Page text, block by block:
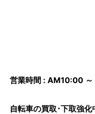
営業時間 : AM10:00
自転車の買取･下取強